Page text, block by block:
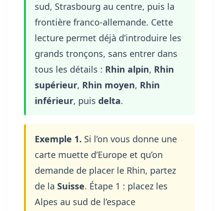
sud, Strasbourg au centre, puis la
frontière franco-allemande. Cette
lecture permet déjà d’introduire les
grands tronçons, sans entrer dans
tous les détails : Rhin alpin, Rhin
supérieur, Rhin moyen, Rhin
inférieur, puis delta.
Exemple 1. Si l’on vous donne une
carte muette d’Europe et qu’on
demande de placer le Rhin, partez
de la Suisse. Étape 1 : placez les
Alpes au sud de l’espace